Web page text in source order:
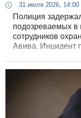
31 июля 2026, 14:00
Полиция
подозреваемых в
сотрудников
Авива. Инцидент